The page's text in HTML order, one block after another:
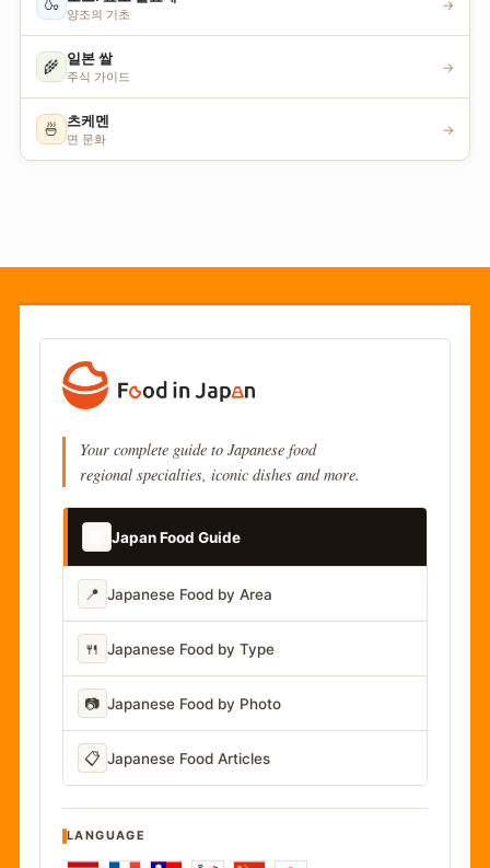
🍶
양조의 기초
→
🌾 일본 쌀
주식 가이드
→
🍜 츠케멘
면 문화
→
Your complete guide to Japanese food
regional specialties, iconic dishes and more.
Japan Food Guide
📍 Japanese Food by Area
🍴 Japanese Food by Type
📷 Japanese Food by Photo
📋 Japanese Food Articles
LANGUAGE